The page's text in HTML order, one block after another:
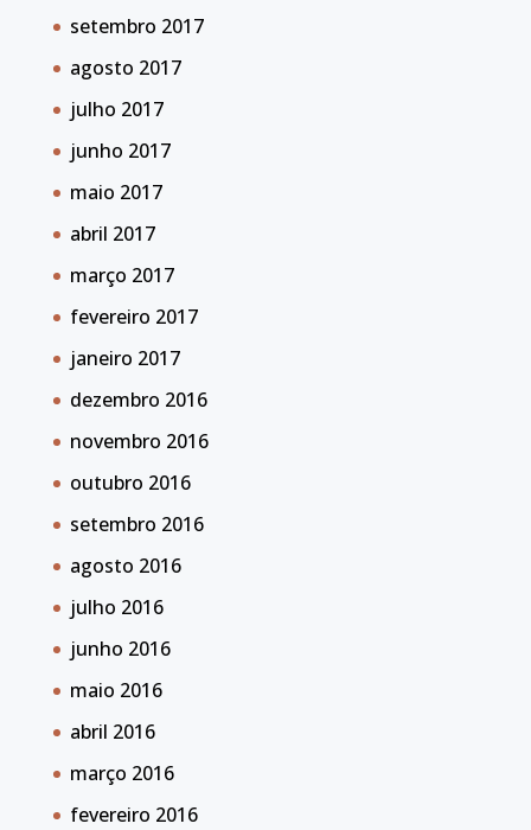
setembro 2017
agosto 2017
julho 2017
junho 2017
maio 2017
abril 2017
março 2017
fevereiro 2017
janeiro 2017
dezembro 2016
novembro 2016
outubro 2016
setembro 2016
agosto 2016
julho 2016
junho 2016
maio 2016
abril 2016
março 2016
fevereiro 2016